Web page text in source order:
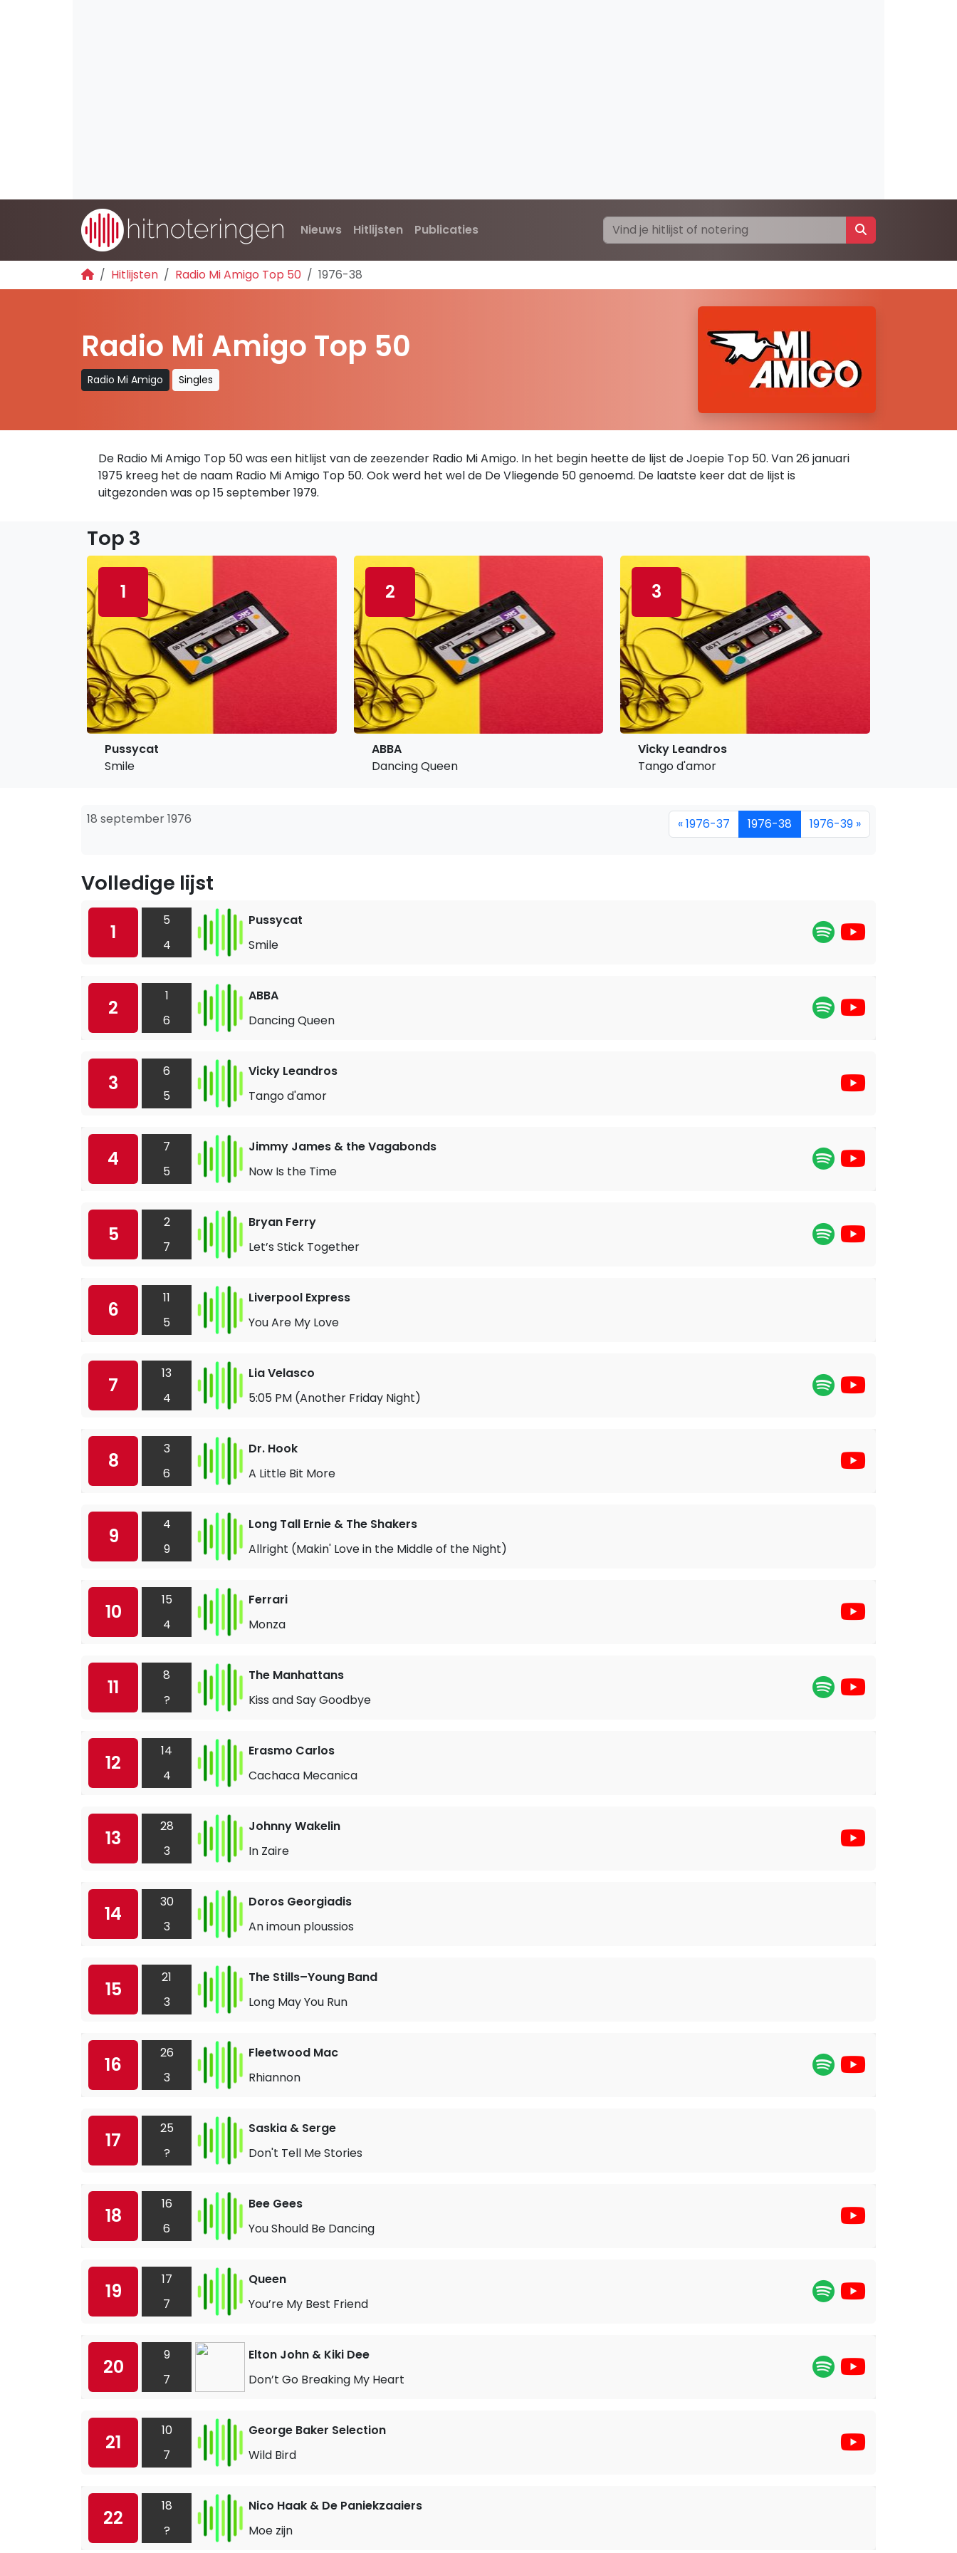
Nieuws Hitlijsten Publicaties
Hitlijsten Radio Mi Amigo Top 50 1976-38
Radio Mi Amigo Top 50
Radio Mi Amigo Singles
De Radio Mi Amigo Top 50 was een hitlijst van de zeezender Radio Mi Amigo. In het begin heette de lijst de Joepie Top 50. Van 26 januari
1975 kreeg het de naam Radio Mi Amigo Top 50. Ook werd het wel de De Vliegende 50 genoemd. De laatste keer dat de lijst is
uitgezonden was op 15 september 1979.
Top 3
1
Pussycat
Smile
2
ABBA
Dancing Queen
3
Vicky Leandros
Tango d'amor
18 september 1976 « 1976-37 1976-38 1976-39 »
Volledige lijst
1
5
4
Pussycat
Smile
2
1
6
ABBA
Dancing Queen
3
6
5
Vicky Leandros
Tango d'amor
4
7
5
Jimmy James & the Vagabonds
Now Is the Time
5
2
7
Bryan Ferry
Let’s Stick Together
6
11
5
Liverpool Express
You Are My Love
7
13
4
Lia Velasco
5:05 PM (Another Friday Night)
8
3
6
Dr. Hook
A Little Bit More
9
4
9
Long Tall Ernie & The Shakers
Allright (Makin' Love in the Middle of the Night)
10
15
4
Ferrari
Monza
11
8
?
The Manhattans
Kiss and Say Goodbye
12
14
4
Erasmo Carlos
Cachaca Mecanica
13
28
3
Johnny Wakelin
In Zaire
14
30
3
Doros Georgiadis
An imoun ploussios
15
21
3
The Stills–Young Band
Long May You Run
16
26
3
Fleetwood Mac
Rhiannon
17
25
?
Saskia & Serge
Don't Tell Me Stories
18
16
6
Bee Gees
You Should Be Dancing
19
17
7
Queen
You’re My Best Friend
20
9
7
Elton John & Kiki Dee
Don’t Go Breaking My Heart
21
10
7
George Baker Selection
Wild Bird
22
18
?
Nico Haak & De Paniekzaaiers
Moe zijn